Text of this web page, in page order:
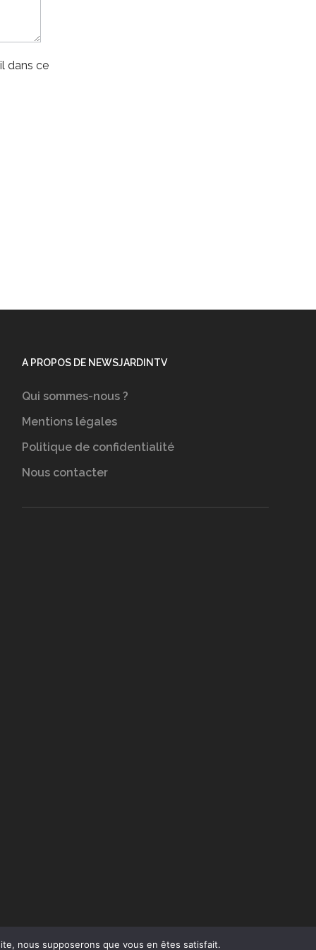
dans ce
A PROPOS DE NEWSJARDINTV
Qui sommes-nous ?
Mentions légales
Politique de confidentialité
Nous contacter
nous supposerons que vous en êtes satisfait.